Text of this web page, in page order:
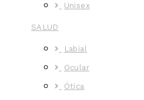
Unisex
SALUD
Labial
Ocular
Ótica